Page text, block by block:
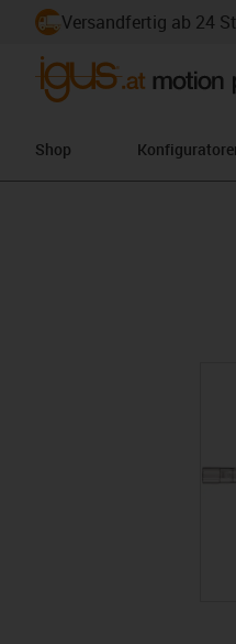
Versandfertig ab 24
Shop